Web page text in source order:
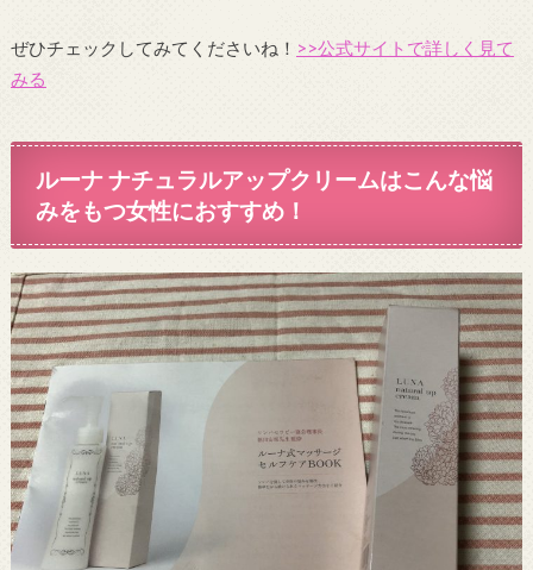
ぜひチェックしてみてくださいね！ >>公式サイトで詳しく見て
みる
ルーナ ナチュラルアップクリームはこんな悩
みをもつ女性におすすめ！